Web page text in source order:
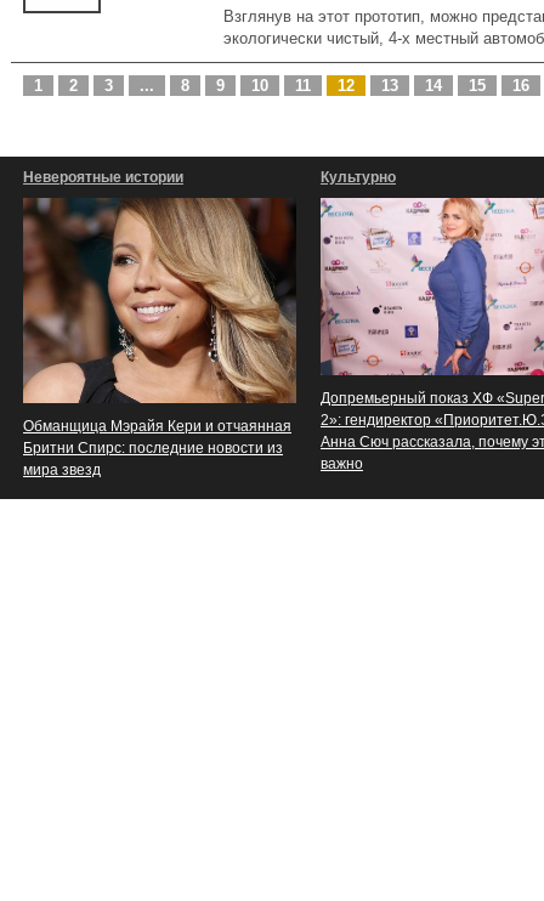
Взглянув на этот прототип, можно
экологически чистый, 4-х местный
1 2 3 ... 8 9 10 11 12 13 14 15 16
Невероятные истории
Обманщица Мэрайя Кери и отчаянная
Бритни Спирс: последние новости из
мира звезд
Культурно
Допремьерный показ ХФ
2»: гендиректор
Анна Сюч рассказала, почему
важно